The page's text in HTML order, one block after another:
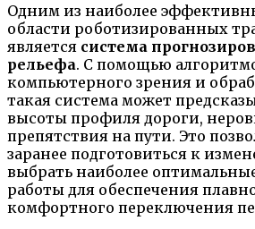
Одним из наиболее
области роботизированных
является система
рельефа. С помощью
компьютерного зрения и
такая система может
высоты профиля дороги,
препятствия на пути. Это
заранее подготовиться к
выбрать наиболее
работы для обеспечения
комфортного переключения